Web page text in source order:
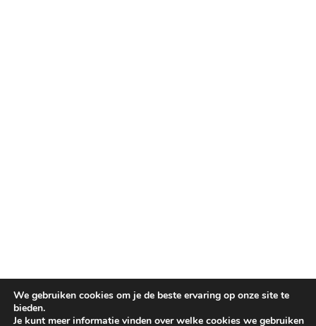
We gebruiken cookies om je de beste ervaring op onze site te
bieden.
Je kunt meer informatie vinden over welke cookies we gebruiken